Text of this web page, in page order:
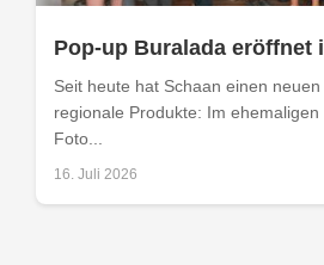
Pop-up Buralada eröffnet
Seit heute hat Schaan einen
regionale Produkte: Im
Foto...
16. Juli 2026